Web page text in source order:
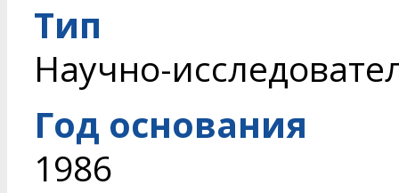
Тип
Научно-
Год основания
1986